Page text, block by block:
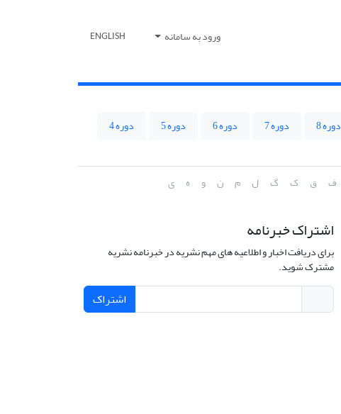
ورود به سامانه ENGLISH
دوره 8 دوره 7 دوره 6 دوره 5
دوره 4
ف ق ک گ ل م ن و ه ی
اشتراک خبرنامه
برای دریافت اخبار و اطلاعیه های مهم نشریه در خبرنامه نشریه
مشترک شوید.
اشتراک